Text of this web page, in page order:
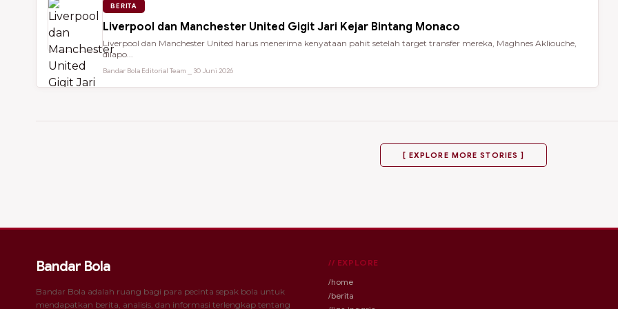
BERITA
Liverpool dan Manchester United Gigit Jari Kejar Bintang Monaco
Liverpool dan Manchester United harus menerima kenyataan pahit setelah target transfer mereka, Maghnes Akliouche,
dilapo...
Bandar Bola Editorial Team ⎯ 30 Juni 2026
[ EXPLORE MORE STORIES ]
Bandar Bola
Bandar Bola adalah ruang bagi para pecinta sepak bola untuk
mendapatkan berita, analisis, dan informasi terlengkap tentang
// EXPLORE
/home
/berita